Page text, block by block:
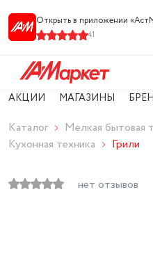
Открыть в приложении
41
АКЦИИ МАГАЗИНЫ
Каталог
Мелкая бытовая
Кухонная техника
Грили
нет отзывов